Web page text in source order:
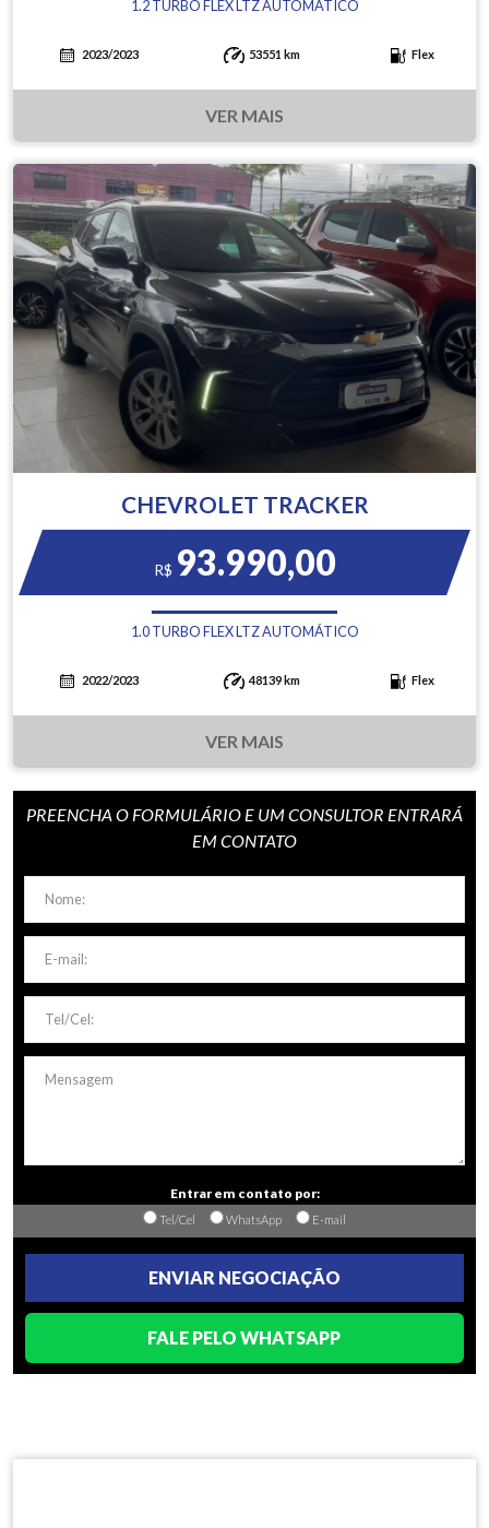
1.2 TURBO FLEX LTZ AUTOMÁTICO
2023/2023 53551 km Flex
VER MAIS
CHEVROLET TRACKER
R$ 93.990,00
1.0 TURBO FLEX LTZ AUTOMÁTICO
2022/2023 48139 km Flex
VER MAIS
PREENCHA O FORMULÁRIO E UM CONSULTOR ENTRARÁ
EM CONTATO
Entrar em contato por:
Tel/Cel WhatsApp E-mail
ENVIAR NEGOCIAÇÃO
FALE PELO WHATSAPP